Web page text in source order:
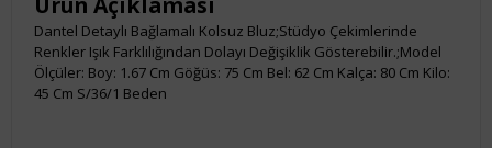
Dantel Detaylı Bağlamalı Kolsuz Bluz;Stüdyo Çekimlerinde
Renkler Işık Farklılığından Dolayı Değişiklik Gösterebilir.;Model
Ölçüler: Boy: 1.67 Cm Göğüs: 75 Cm Bel: 62 Cm Kalça: 80 Cm Kilo:
45 Cm S/36/1 Beden